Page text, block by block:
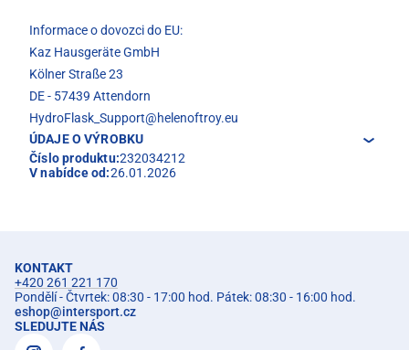
Informace o dovozci do EU:
Kaz Hausgeräte GmbH
Kölner Straße 23
DE - 57439 Attendorn
HydroFlask_Support@helenoftroy.eu
ÚDAJE O VÝROBKU
Číslo produktu:232034212
V nabídce od:26.01.2026
KONTAKT
+420 261 221 170
Pondělí - Čtvrtek: 08:30 - 17:00 hod. Pátek: 08:30 - 16:00 hod.
eshop@intersport.cz
SLEDUJTE NÁS